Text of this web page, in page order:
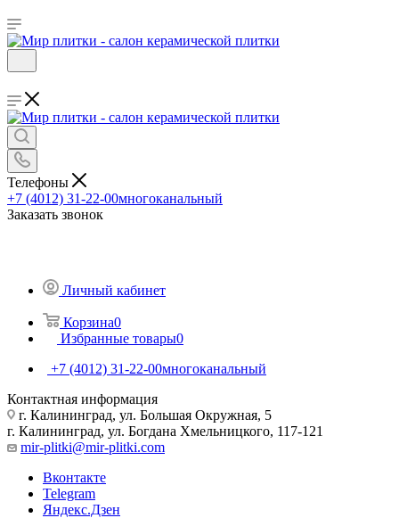
Телефоны
+7 (4012) 31-22-00многоканальный
Заказать звонок
Личный кабинет
Корзина0
Избранные товары0
+7 (4012) 31-22-00многоканальный
Контактная информация
г. Калининград, ул. Большая Окружная, 5
г. Калининград, ул. Богдана Хмельницкого, 117-121
mir-plitki@mir-plitki.com
Вконтакте
Telegram
Яндекс.Дзен